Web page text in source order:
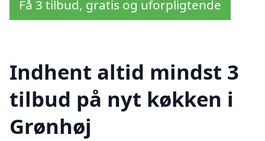
Få 3 tilbud, gratis og uforpligtende
Indhent altid mindst 3
tilbud på nyt køkken i
Grønhøj